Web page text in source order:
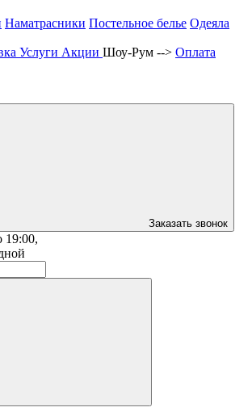
Наматрасники Постельное белье Одеяла
Услуги Акции Шоу-Рум --> Оплата
Заказать звонок
19:00,